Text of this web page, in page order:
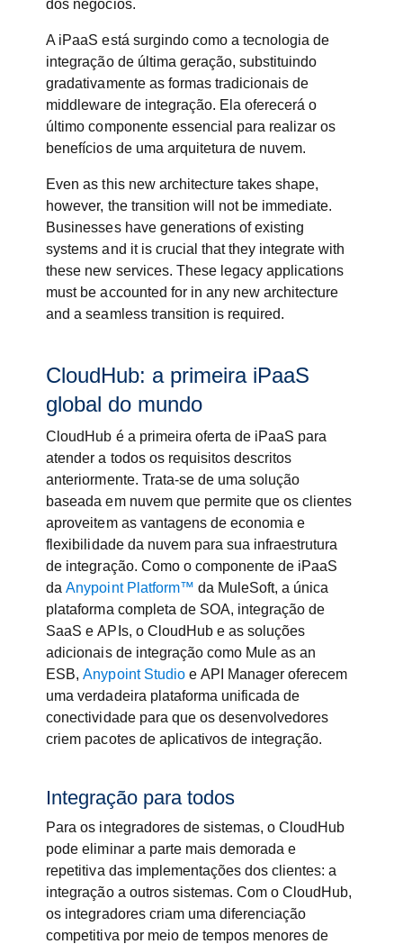
dos negócios.
A iPaaS está surgindo como a tecnologia de
integração de última geração, substituindo
gradativamente as formas tradicionais de
middleware de integração. Ela oferecerá o
último componente essencial para realizar os
benefícios de uma arquitetura de nuvem.
Even as this new architecture takes shape,
however, the transition will not be immediate.
Businesses have generations of existing
systems and it is crucial that they integrate with
these new services. These legacy applications
must be accounted for in any new architecture
and a seamless transition is required.
CloudHub: a primeira iPaaS
global do mundo
CloudHub é a primeira oferta de iPaaS para
atender a todos os requisitos descritos
anteriormente. Trata-se de uma solução
baseada em nuvem que permite que os clientes
aproveitem as vantagens de economia e
flexibilidade da nuvem para sua infraestrutura
de integração. Como o componente de iPaaS
daAnypoint Platform™ da MuleSoft, a única
plataforma completa de SOA, integração de
SaaS e APIs, o CloudHub e as soluções
adicionais de integração como Mule as an
ESB,Anypoint Studioe API Manager oferecem
uma verdadeira plataforma unificada de
conectividade para que os desenvolvedores
criem pacotes de aplicativos de integração.
Integração para todos
Para os integradores de sistemas, o CloudHub
pode eliminar a parte mais demorada e
repetitiva das implementações dos clientes: a
integração a outros sistemas. Com o CloudHub,
os integradores criam uma diferenciação
competitiva por meio de tempos menores de